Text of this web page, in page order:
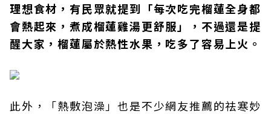
理想食材，有民眾就提到「每次吃完榴蓮全身都
會熱起來，煮成榴蓮雞湯更舒服」，不過還是提
醒大家，榴蓮屬於熱性水果，吃多了容易上火。
此外，「熱敷泡澡」也是不少網友推薦的祛寒妙